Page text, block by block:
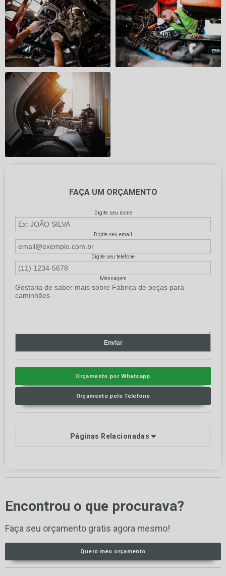
FAÇA UM ORÇAMENTO
Digite seu nome
Digite seu email
Digite seu telefone
Mensagem
Orçamento por Whatsapp
Orçamento pelo Telefone
Páginas Relacionadas
Encontrou o que procurava?
Faça seu orçamento gratis agora mesmo!
Quero meu orçamento